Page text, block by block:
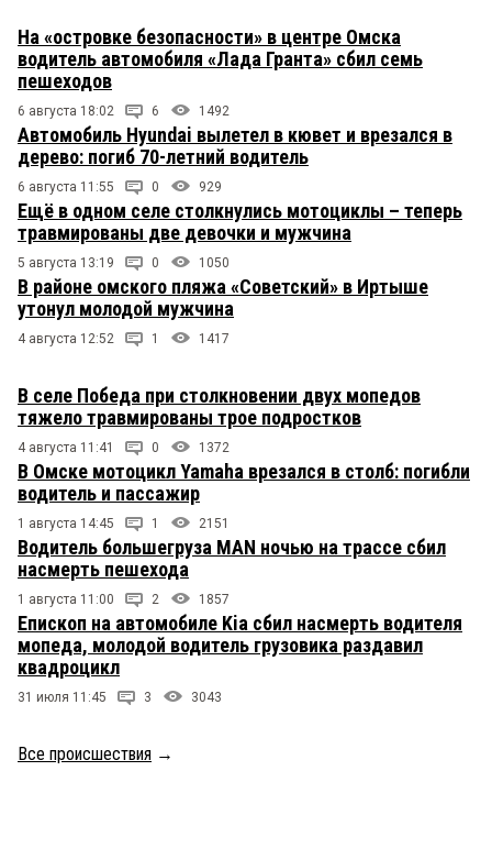
На «островке безопасности» в центре Омска
водитель автомобиля «Лада Гранта» сбил семь
пешеходов
6 августа 18:02 6 1492
Автомобиль Hyundai вылетел в кювет и врезался в
дерево: погиб 70-летний водитель
6 августа 11:55 0 929
Ещё в одном селе столкнулись мотоциклы – теперь
травмированы две девочки и мужчина
5 августа 13:19 0 1050
В районе омского пляжа «Советский» в Иртыше
утонул молодой мужчина
4 августа 12:52 1 1417
В селе Победа при столкновении двух мопедов
тяжело травмированы трое подростков
4 августа 11:41 0 1372
В Омске мотоцикл Yamaha врезался в столб: погибли
водитель и пассажир
1 августа 14:45 1 2151
Водитель большегруза MAN ночью на трассе сбил
насмерть пешехода
1 августа 11:00 2 1857
Епископ на автомобиле Kia сбил насмерть водителя
мопеда, молодой водитель грузовика раздавил
квадроцикл
31 июля 11:45 3 3043
Все происшествия →